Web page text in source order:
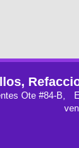
Ote #84-B,